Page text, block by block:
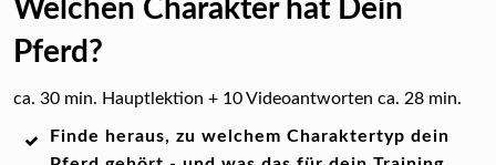
Welchen Charakter hat Dein
Pferd?
ca. 30 min. Hauptlektion + 10 Videoantworten ca. 28 min.
Finde heraus, zu welchem Charaktertyp dein